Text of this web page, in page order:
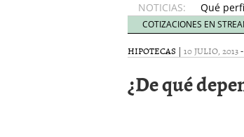
NOTICIAS:
Qué
inicio de
17/01/
España?
durante
COTIZACIONES EN
HIPOTECAS | 10 JULIO, 2013-
¿De qué